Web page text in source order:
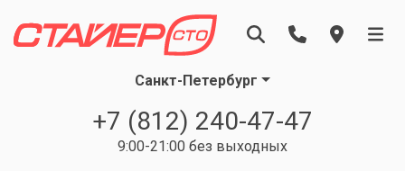
Санкт-Петербург
+7 (812) 240-47-47
9:00-21:00 без выходных